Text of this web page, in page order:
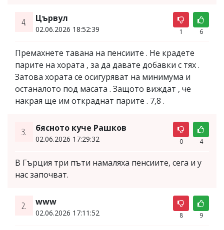
4. Цървул
02.06.2026 18:52:39 1 6
Премахнете тавана на пенсиите . Не крадете
парите на хората , за да давате добавки с тях .
Затова хората се осигуряват на минимума и
останалото под масата . Защото виждат , че
накрая ще им откраднат парите . 7,8 .
3. бясното куче Рашков
02.06.2026 17:29:32 0 4
В Гърция три пъти намаляха пенсиите, сега и у
нас започват.
2. www
02.06.2026 17:11:52 8 9